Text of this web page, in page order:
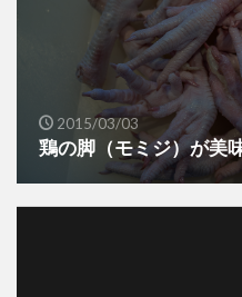
2015/03/03
鶏の脚（モミジ）が美